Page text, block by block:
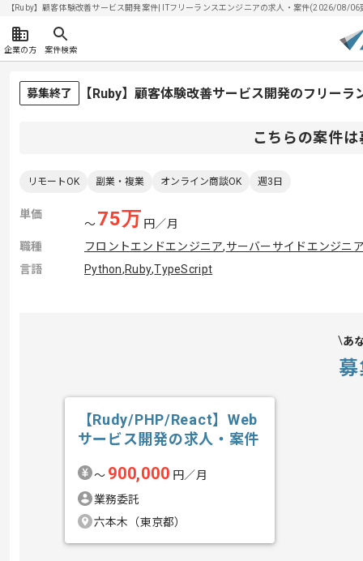
【Ruby】顧客体験改善サービス開発案件| ITフリーランスエンジニアの求人・案件(2026/08/06
企業の方 案件検索
募集終了 【Ruby】顧客体験改善サービス開発のフリーラ
こちらの案件
リモートOK 副業・複業 オンライン商談OK 週3日
単価
〜75万 円／月
職種
フロントエンドエンジニア,サーバーサイドエンジニ
言語
Python,Ruby,TypeScript
あ
【Rudy/PHP/React】Web
サービス開発の求人・案件
〜 900,000 円／月
業務委託
六本木（東京都）